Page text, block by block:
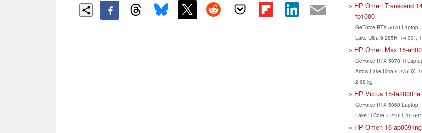
HP Omen Transcend
fb1000
GeForce RTX 5070 Laptop,
Lake Ultra 9 285H, 14.00",
HP Omen Max 16-
GeForce RTX 5070 Ti
Arrow Lake Ultra 9 275HX,
2.68 kg
HP Victus 15-fa2000na
GeForce RTX 5060 Laptop,
Lake-H Core 7 240H,
HP Omen 16-ap0091ng